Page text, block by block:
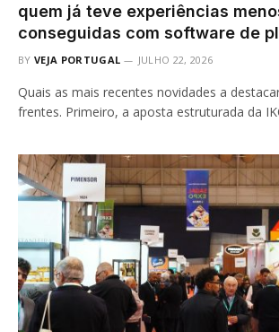
quem já teve experiências
conseguidas com software de
BY VEJA PORTUGAL JULHO 22, 2026
Quais as mais recentes novidades a
frentes. Primeiro, a aposta estruturada da